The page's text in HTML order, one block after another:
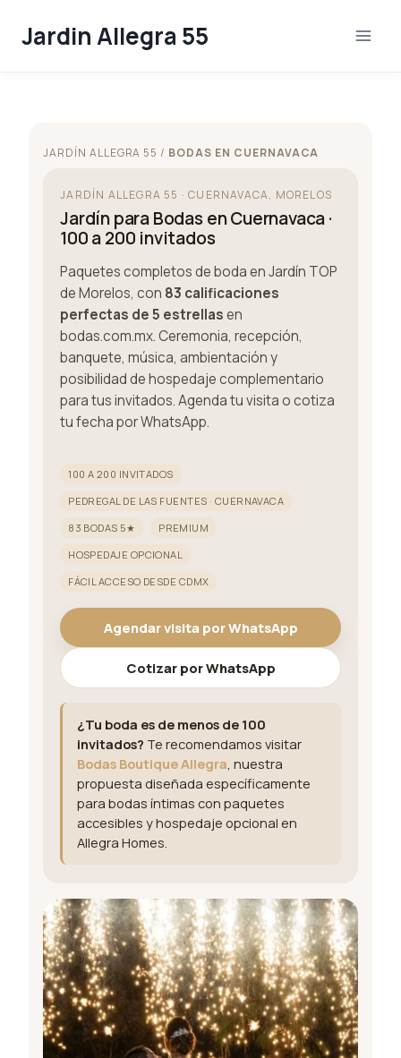
Jardin Allegra 55
JARDÍN ALLEGRA 55 / BODAS EN CUERNAVACA
JARDÍN ALLEGRA 55 · CUERNAVACA, MORELOS
Jardín para Bodas en Cuernavaca ·
100 a 200 invitados
Paquetes completos de boda en Jardín TOP
de Morelos, con 83 calificaciones
perfectas de 5 estrellasen
bodas.com.mx. Ceremonia, recepción,
banquete, música, ambientación y
posibilidad de hospedaje complementario
para tus invitados. Agenda tu visita o cotiza
tu fecha por WhatsApp.
100 A 200 INVITADOS
PEDREGAL DE LAS FUENTES · CUERNAVACA
83 BODAS 5★
PREMIUM
HOSPEDAJE OPCIONAL
FÁCIL ACCESO DESDE CDMX
Agendar visita por WhatsApp
Cotizar por WhatsApp
¿Tu boda es de menos de 100
invitados? Te recomendamos visitar
Bodas Boutique Allegra, nuestra
propuesta diseñada específicamente
para bodas íntimas con paquetes
accesibles y hospedaje opcional en
Allegra Homes.